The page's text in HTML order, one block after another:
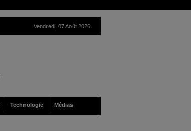
Vendredi, 07 Août 2026
Technologie Médias